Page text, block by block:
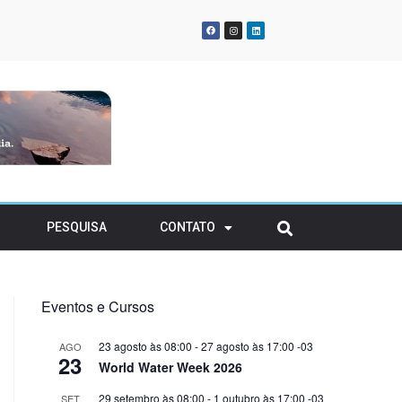
Urraca Energy
renovável para
em solo
PESQUISA CONTATO
Eventos e Cursos
AGO
23
23 agosto às 08:00 -27 agosto às 17:00 -03
World Water Week 2026
SET 29 setembro às 08:00 - 1 outubro às 17:00 -03